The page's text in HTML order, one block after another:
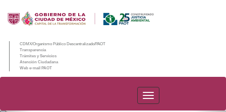
CDMX/Organismo Público Descentralizado/PAOT
Transparencia
Trámites y Servicios
Atención Ciudadana
Web e-mail PAOT
PAOT